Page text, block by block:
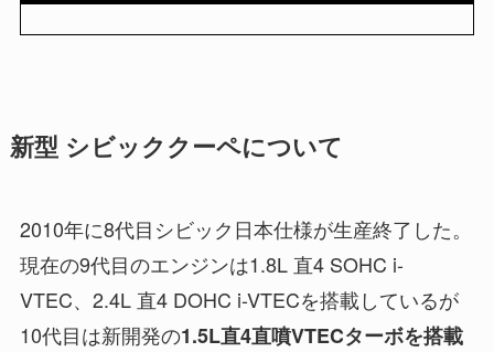
新型 シビッククーペについて
2010年に8代目シビック日本仕様が生産終了した。
現在の9代目のエンジンは1.8L 直4 SOHC i-
VTEC、2.4L 直4 DOHC i-VTECを搭載しているが
10代目は新開発の1.5L直4直噴VTECターボを搭載